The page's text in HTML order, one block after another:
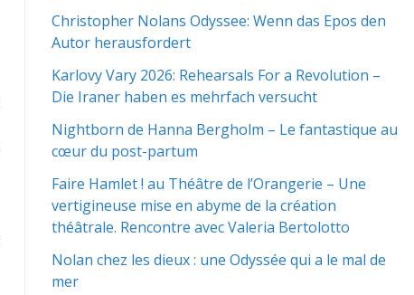
Christopher Nolans Odyssee: Wenn das Epos den
Autor herausfordert
Karlovy Vary 2026: Rehearsals For a Revolution –
Die Iraner haben es mehrfach versucht
Nightborn de Hanna Bergholm – Le fantastique au
cœur du post-partum
Faire Hamlet ! au Théâtre de l’Orangerie – Une
vertigineuse mise en abyme de la création
théâtrale. Rencontre avec Valeria Bertolotto
Nolan chez les dieux : une Odyssée qui a le mal de
mer